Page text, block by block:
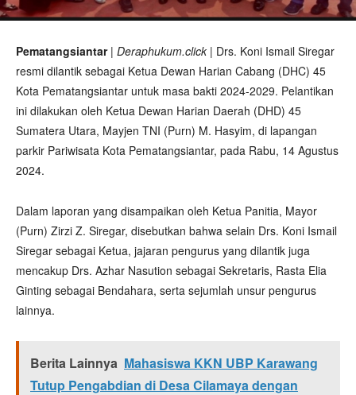
Pematangsiantar| Deraphukum.click | Drs. Koni Ismail Siregar
resmi dilantik sebagai Ketua Dewan Harian Cabang (DHC) 45
Kota Pematangsiantar untuk masa bakti 2024-2029. Pelantikan
ini dilakukan oleh Ketua Dewan Harian Daerah (DHD) 45
Sumatera Utara, Mayjen TNI (Purn) M. Hasyim, di lapangan
parkir Pariwisata Kota Pematangsiantar, pada Rabu, 14 Agustus
2024.
Dalam laporan yang disampaikan oleh Ketua Panitia, Mayor
(Purn) Zirzi Z. Siregar, disebutkan bahwa selain Drs. Koni Ismail
Siregar sebagai Ketua, jajaran pengurus yang dilantik juga
mencakup Drs. Azhar Nasution sebagai Sekretaris, Rasta Elia
Ginting sebagai Bendahara, serta sejumlah unsur pengurus
lainnya.
Berita Lainnya Mahasiswa KKN UBP Karawang
Tutup Pengabdian di Desa Cilamaya dengan